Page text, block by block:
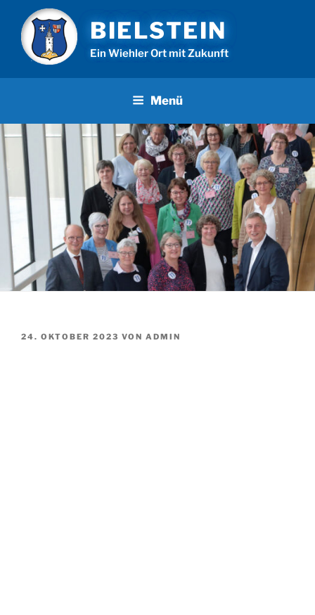
Inhalt
springen
BIELSTEIN
Ein Wiehler Ort mit Zukunft
Menü
VERÖFFENTLICHT
24. OKTOBER 2023 VON ADMIN